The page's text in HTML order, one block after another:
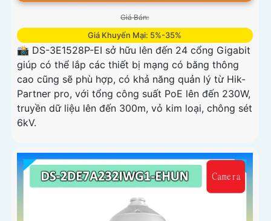
Giá Bán:
Giá Khuyến Mại: 5%-35%
📸 DS-3E1528P-EI sở hữu lên đến 24 cổng Gigabit
giúp có thể lắp các thiết bị mạng có băng thông
cao cũng sẽ phù hợp, có khả năng quản lý từ Hik-
Partner pro, với tổng công suất PoE lên đến 230W,
truyền dữ liệu lên đến 300m, vỏ kim loại, chông sét
6kV.